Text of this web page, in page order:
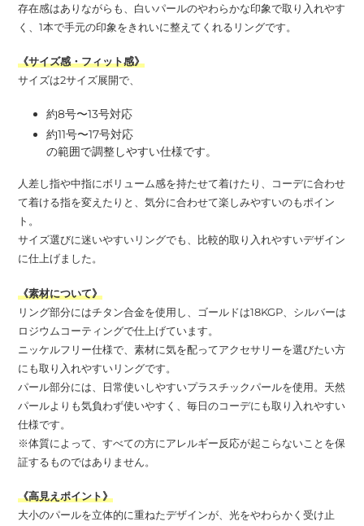
存在感はありながらも、白いパールのやわらかな印象で取り入れやす
く、1本で手元の印象をきれいに整えてくれるリングです。
《サイズ感・フィット感》
サイズは2サイズ展開で、
約8号〜13号対応
約11号〜17号対応
の範囲で調整しやすい仕様です。
人差し指や中指にボリューム感を持たせて着けたり、コーデに合わせ
て着ける指を変えたりと、気分に合わせて楽しみやすいのもポイン
ト。
サイズ選びに迷いやすいリングでも、比較的取り入れやすいデザイン
に仕上げました。
《素材について》
リング部分にはチタン合金を使用し、ゴールドは18KGP、シルバーは
ロジウムコーティングで仕上げています。
ニッケルフリー仕様で、素材に気を配ってアクセサリーを選びたい方
にも取り入れやすいリングです。
パール部分には、日常使いしやすいプラスチックパールを使用。天然
パールよりも気負わず使いやすく、毎日のコーデにも取り入れやすい
仕様です。
※体質によって、すべての方にアレルギー反応が起こらないことを保
証するものではありません。
《高見えポイント》
大小のパールを立体的に重ねたデザインが、光をやわらかく受け止